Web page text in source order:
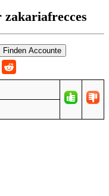
zakariafrecces